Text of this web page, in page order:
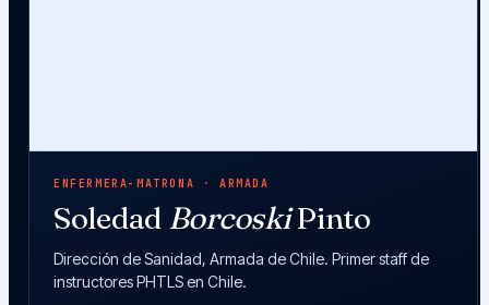
ENFERMERA-MATRONA · ARMADA
Soledad BorcoskiPinto
Dirección de Sanidad, Armada de Chile. Primer staff de
instructores PHTLS en Chile.